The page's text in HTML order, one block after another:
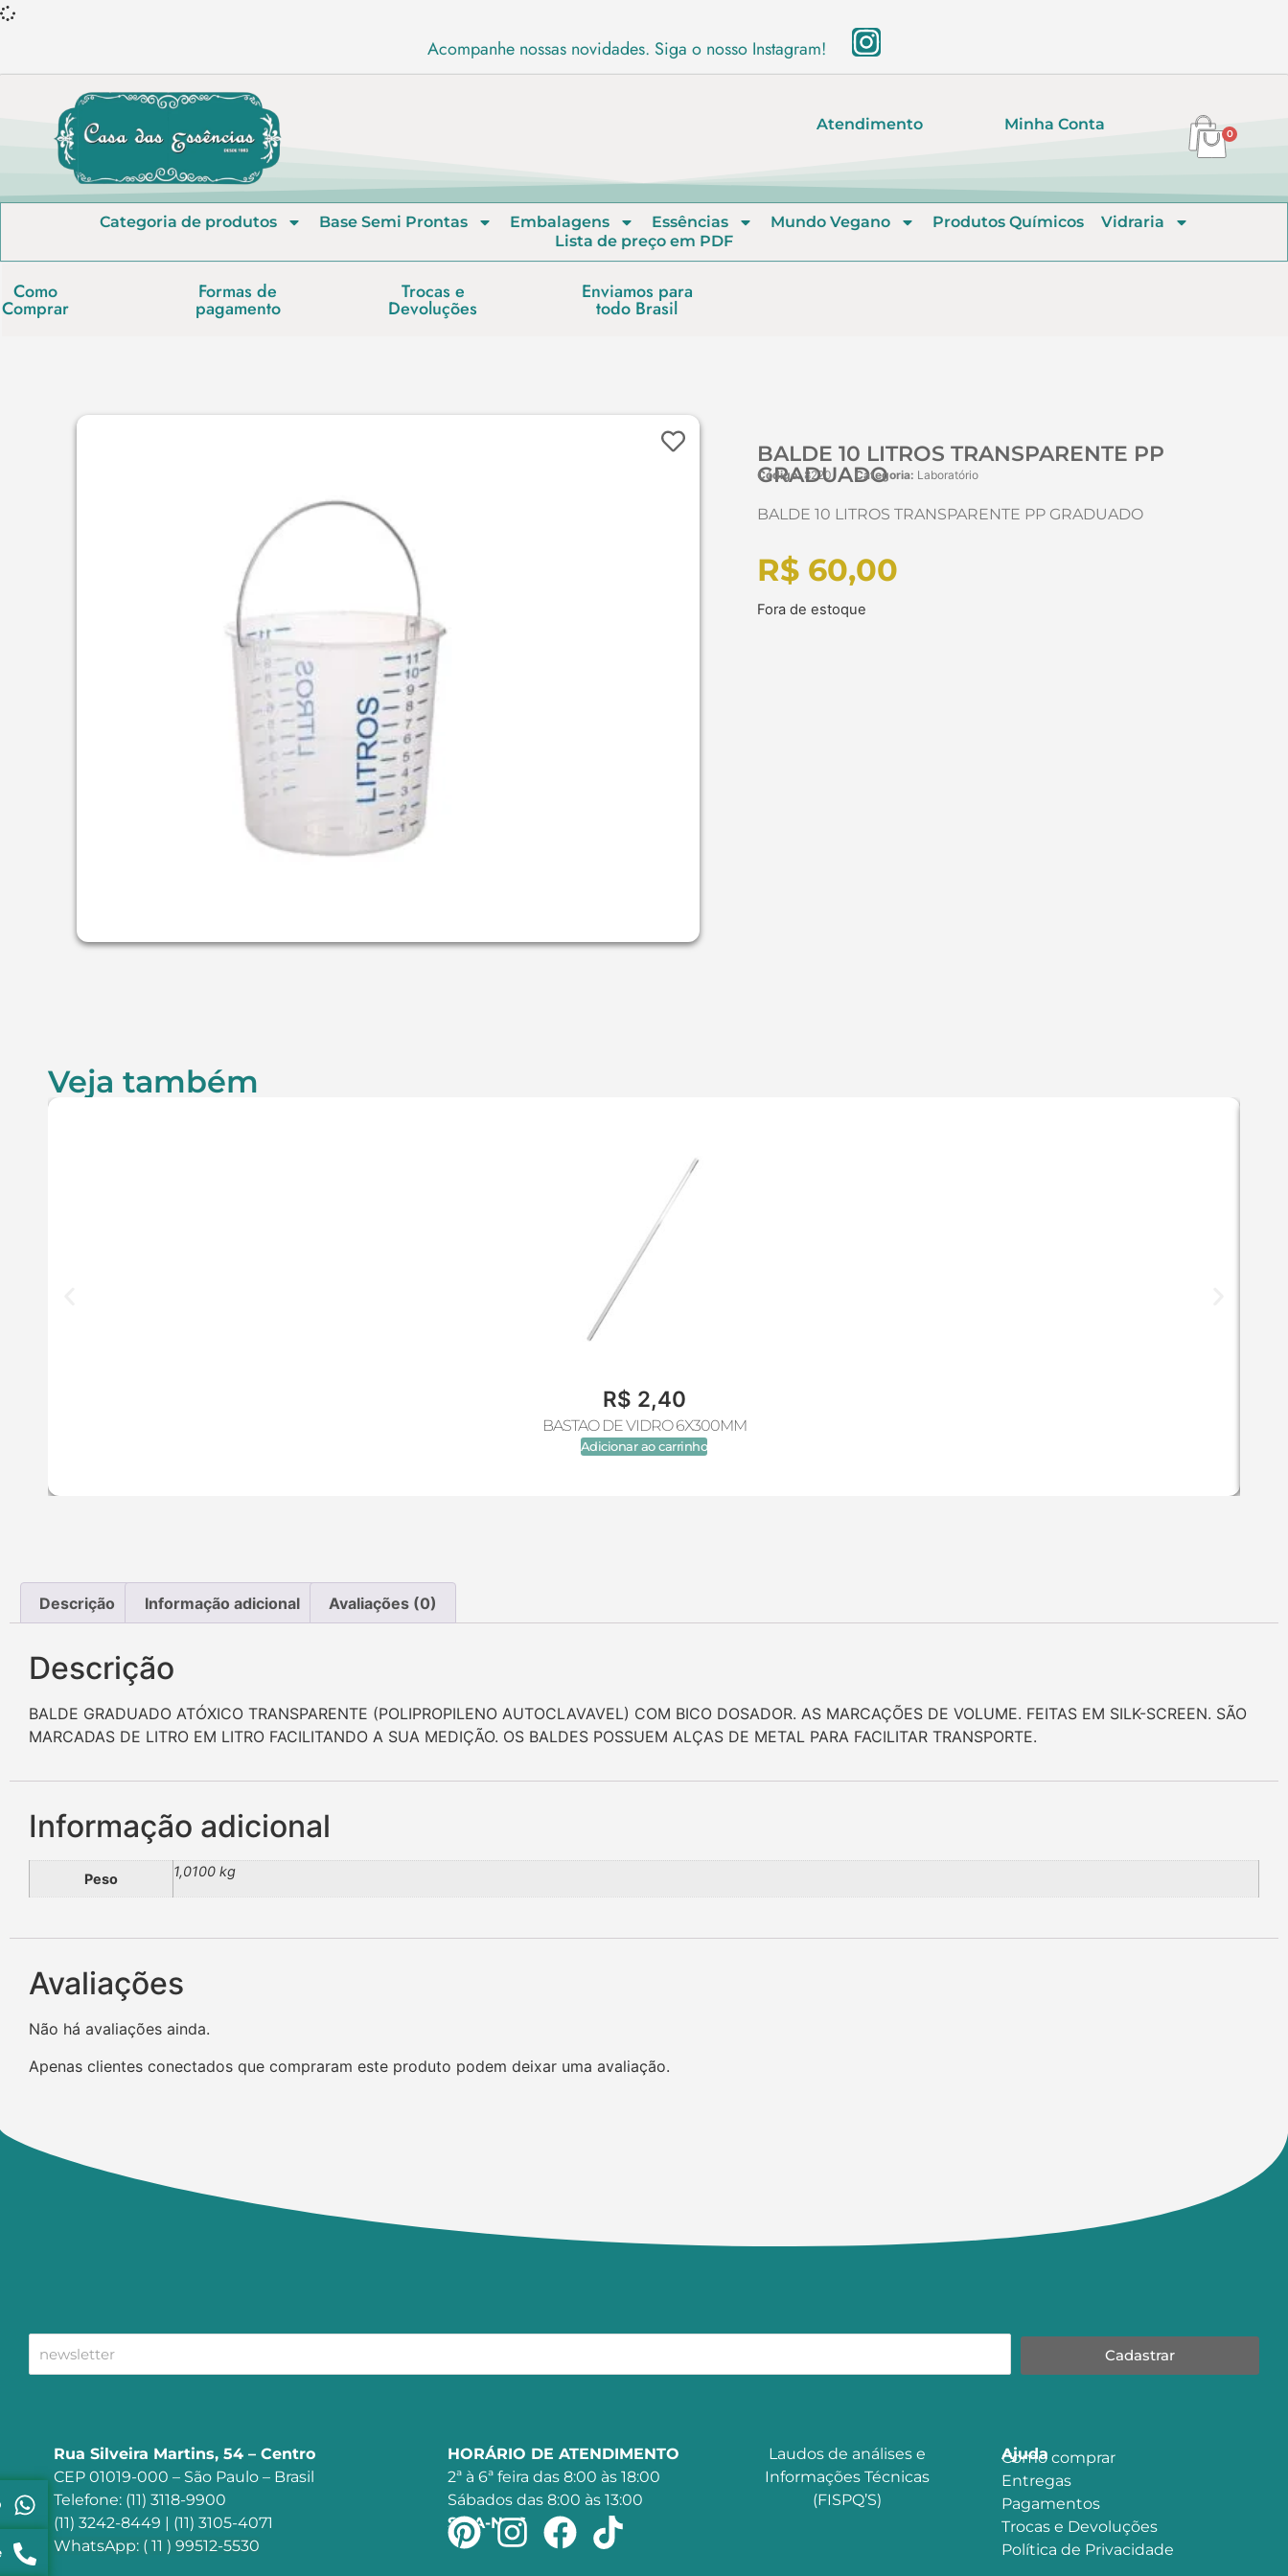
Acompanhe nossas novidades. Siga o nosso Instagram!
Atendimento Minha Conta
0
Categoria de produtos Base Semi Prontas Embalagens Essências Mundo Vegano Produtos Químicos
Vidraria
Lista de preço em PDF
Como
Comprar
Formas de
pagamento
Trocas e
Devoluções
Enviamos para
todo Brasil
BALDE 10 LITROS TRANSPARENTE PP
GRADUADO
Código:8220 Categoria: Laboratório
BALDE 10 LITROS TRANSPARENTE PP GRADUADO
R$ 60,00
Fora de estoque
Veja também
R$ 2,40
BASTAO DE VIDRO 6X300MM
Adicionar ao carrinho
Descrição Informação adicional Avaliações (0)
Descrição
BALDE GRADUADO ATÓXICO TRANSPARENTE (POLIPROPILENO AUTOCLAVAVEL) COM BICO DOSADOR. AS MARCAÇÕES DE VOLUME. FEITAS EM SILK-SCREEN. SÃO
MARCADAS DE LITRO EM LITRO FACILITANDO A SUA MEDIÇÃO. OS BALDES POSSUEM ALÇAS DE METAL PARA FACILITAR TRANSPORTE.
Informação adicional
Peso 1,0100 kg
Avaliações
Não há avaliações ainda.
Apenas clientes conectados que compraram este produto podem deixar uma avaliação.
Cadastrar
Rua Silveira Martins, 54 – Centro
CEP 01019-000 – São Paulo – Brasil
Telefone: (11) 3118-9900
(11) 3242-8449 | (11) 3105-4071
WhatsApp: ( 11 ) 99512-5530
HORÁRIO DE ATENDIMENTO
2ª à 6ª feira das 8:00 às 18:00
Sábados das 8:00 às 13:00
SIGA-NOS
Laudos de análises e
Informações Técnicas
(FISPQ’S)
Ajuda
Como comprar
Entregas
Pagamentos
Trocas e Devoluções
Política de Privacidade